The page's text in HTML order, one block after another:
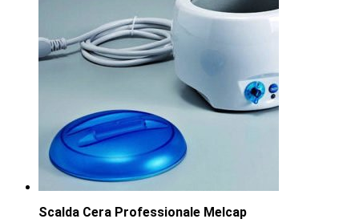
Scalda Cera Professionale Melcap